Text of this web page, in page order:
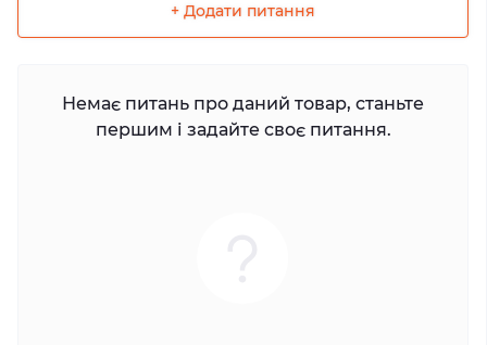
+ Додати питання
Немає питань про даний товар, станьте
першим і задайте своє питання.